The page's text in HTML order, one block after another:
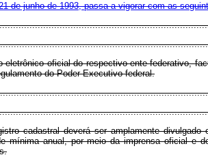
de junho de 1993, passa a vigorar com as
eletrônico oficial do respectivo ente federativo,
do Poder Executivo federal.
cadastral deverá ser amplamente
mínima anual, por meio da imprensa oficial e